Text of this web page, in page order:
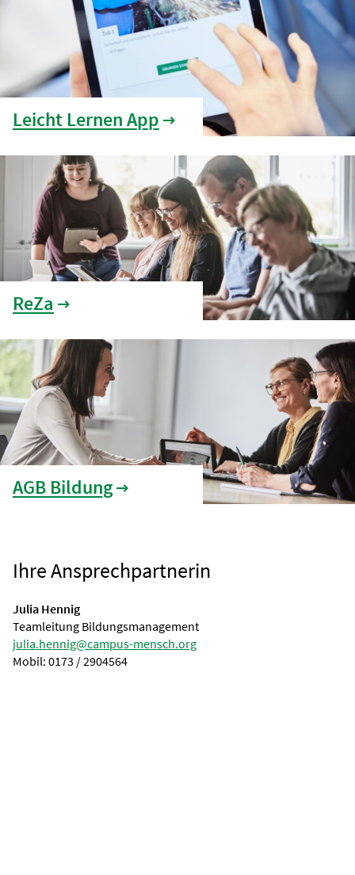
Leicht Lernen App
ReZa
AGB Bildung
Ihre Ansprechpartnerin
Julia Hennig
Teamleitung Bildungsmanagement
julia.hennig@campus-mensch.org
Mobil: 0173 / 2904564